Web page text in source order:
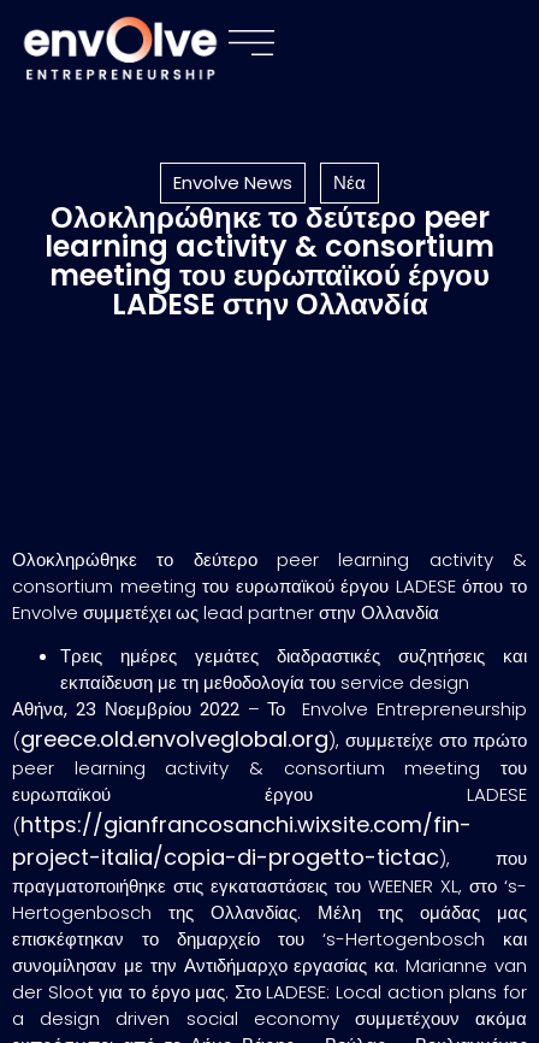
Envolve News Νέα
Ολοκληρώθηκε το δεύτερο peer
learning activity & consortium
meeting του ευρωπαϊκού έργου
LADESE στην Ολλανδία
Ολοκληρώθηκε το δεύτερο peer learning activity &
consortium meeting του ευρωπαϊκού έργου LADESE όπου το
Envolve συμμετέχει ως lead partner στην Ολλανδία
Τρεις ημέρες γεμάτες διαδραστικές συζητήσεις και
εκπαίδευση με τη μεθοδολογία του service design
Αθήνα, 23 Νοεμβρίου 2022– Το Envolve Entrepreneurship
(greece.old.envolveglobal.org), συμμετείχε στο πρώτο
peer learning activity & consortium meeting του
ευρωπαϊκού έργου LADESE
(https://gianfrancosanchi.wixsite.com/fin-
project-italia/copia-di-progetto-tictac), που
πραγματοποιήθηκε στις εγκαταστάσεις του WEENER XL, στο ‘s-
Hertogenbosch της Ολλανδίας. Μέλη της ομάδας μας
επισκέφτηκαν το δημαρχείο του ‘s-Hertogenbosch και
συνομίλησαν με την Αντιδήμαρχο εργασίας κα. Marianne van
der Sloot για το έργο μας. Στο LADESE: Local action plans for
a design driven social economy συμμετέχουν ακόμα